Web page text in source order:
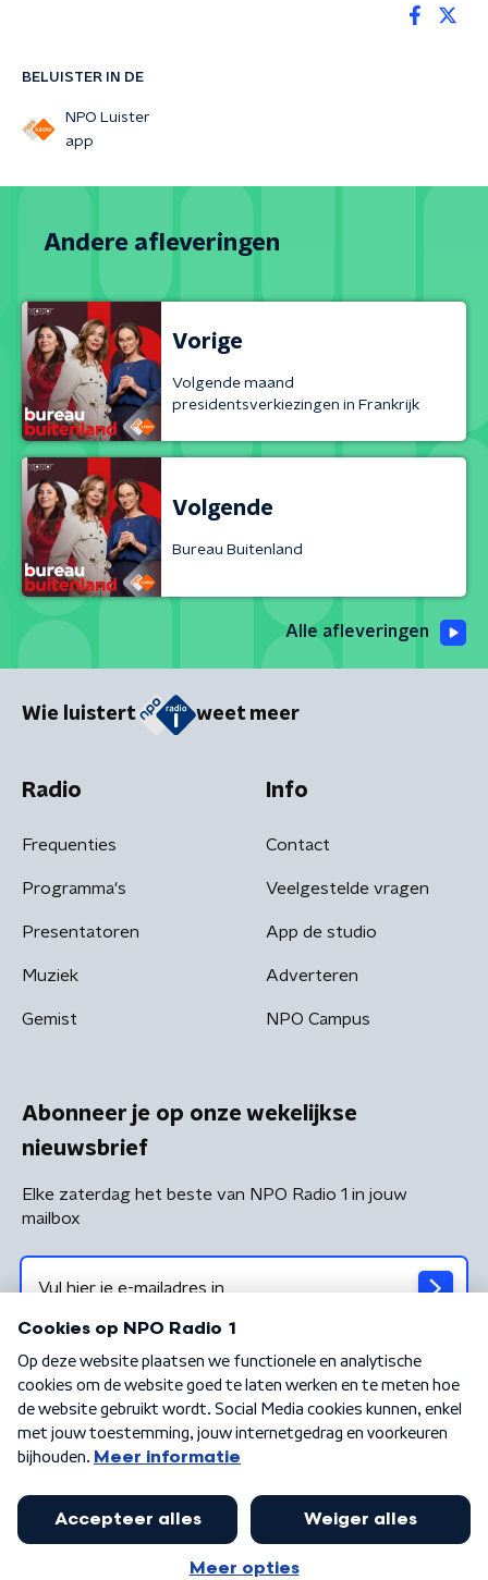
BELUISTER IN DE
NPO Luister
app
Andere afleveringen
Vorige
Volgende maand
presidentsverkiezingen in Frankrijk
Volgende
Bureau Buitenland
Alle afleveringen
Wie luistert weet meer
Radio
Frequenties
Programma's
Presentatoren
Muziek
Gemist
Info
Contact
Veelgestelde vragen
App de studio
Adverteren
NPO Campus
Abonneer je op onze wekelijkse
nieuwsbrief
Elke zaterdag het beste van NPO Radio 1 in jouw
mailbox
Algemene voorwaarden